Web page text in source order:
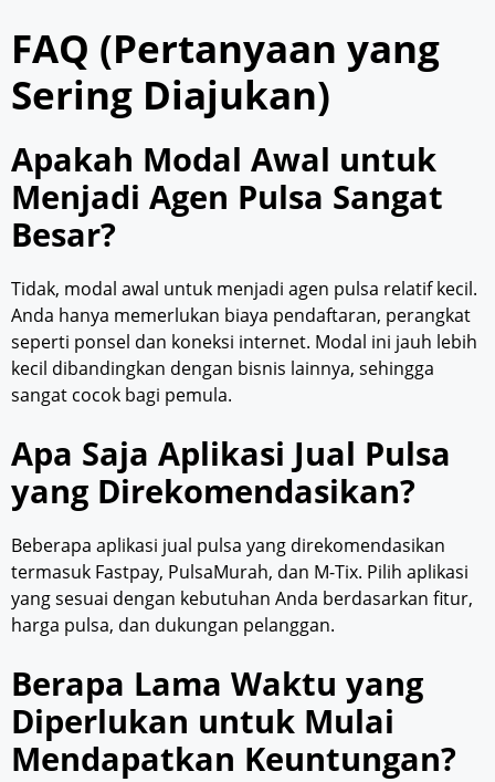
FAQ (Pertanyaan yang
Sering Diajukan)
Apakah Modal Awal untuk
Menjadi Agen Pulsa Sangat
Besar?
Tidak, modal awal untuk menjadi agen pulsa relatif kecil.
Anda hanya memerlukan biaya pendaftaran, perangkat
seperti ponsel dan koneksi internet. Modal ini jauh lebih
kecil dibandingkan dengan bisnis lainnya, sehingga
sangat cocok bagi pemula.
Apa Saja Aplikasi Jual Pulsa
yang Direkomendasikan?
Beberapa aplikasi jual pulsa yang direkomendasikan
termasuk Fastpay, PulsaMurah, dan M-Tix. Pilih aplikasi
yang sesuai dengan kebutuhan Anda berdasarkan fitur,
harga pulsa, dan dukungan pelanggan.
Berapa Lama Waktu yang
Diperlukan untuk Mulai
Mendapatkan Keuntungan?